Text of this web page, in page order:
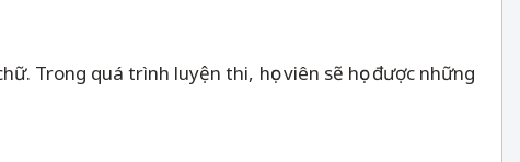
Trong quá trình luyện thi, học viên sẽ học được những